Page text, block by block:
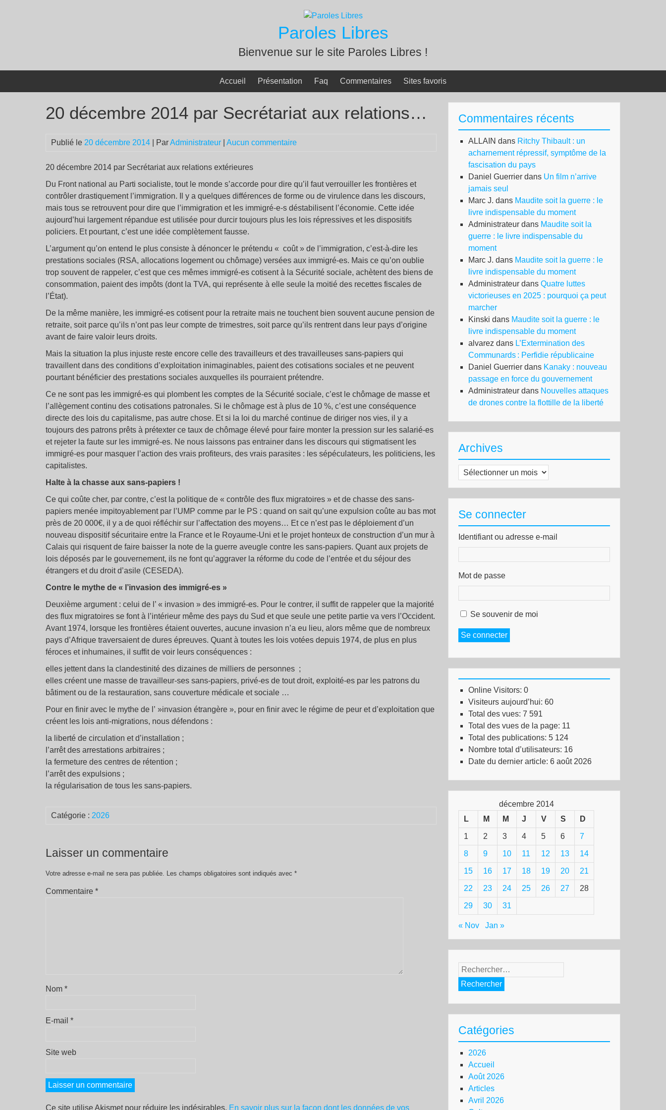
Paroles Libres
Bienvenue sur le site Paroles Libres !
Accueil Présentation Faq Commentaires Sites favoris
20 décembre 2014 par Secrétariat aux relations…
Publié le 20 décembre 2014 | ParAdministrateur Aucun commentaire
20 décembre 2014 par Secrétariat aux relations extérieures
Du Front national au Parti socialiste, tout le monde s’accorde pour dire qu’il faut verrouiller les frontières et
contrôler drastiquement l’immigration. Il y a quelques différences de forme ou de virulence dans les discours,
mais tous se retrouvent pour dire que l’immigration et les immigré-e-s déstabilisent l’économie. Cette idée
aujourd’hui largement répandue est utilisée pour durcir toujours plus les lois répressives et les dispositifs
policiers. Et pourtant, c’est une idée complètement fausse.
L’argument qu’on entend le plus consiste à dénoncer le prétendu « coût » de l’immigration, c’est-à-dire les
prestations sociales (RSA, allocations logement ou chômage) versées aux immigré-es. Mais ce qu’on oublie
trop souvent de rappeler, c’est que ces mêmes immigré-es cotisent à la Sécurité sociale, achètent des biens de
consommation, paient des impôts (dont la TVA, qui représente à elle seule la moitié des recettes fiscales de
l’État).
De la même manière, les immigré-es cotisent pour la retraite mais ne touchent bien souvent aucune pension de
retraite, soit parce qu’ils n’ont pas leur compte de trimestres, soit parce qu’ils rentrent dans leur pays d’origine
avant de faire valoir leurs droits.
Mais la situation la plus injuste reste encore celle des travailleurs et des travailleuses sans-papiers qui
travaillent dans des conditions d’exploitation inimaginables, paient des cotisations sociales et ne peuvent
pourtant bénéficier des prestations sociales auxquelles ils pourraient prétendre.
Ce ne sont pas les immigré-es qui plombent les comptes de la Sécurité sociale, c’est le chômage de masse et
l’allègement continu des cotisations patronales. Si le chômage est à plus de 10 %, c’est une conséquence
directe des lois du capitalisme, pas autre chose. Et si la loi du marché continue de diriger nos vies, il y a
toujours des patrons prêts à prétexter ce taux de chômage élevé pour faire monter la pression sur les salarié-es
et rejeter la faute sur les immigré-es. Ne nous laissons pas entrainer dans les discours qui stigmatisent les
immigré-es pour masquer l’action des vrais profiteurs, des vrais parasites : les sépéculateurs, les politiciens, les
capitalistes.
Halte à la chasse aux sans-papiers !
Ce qui coûte cher, par contre, c’est la politique de « contrôle des flux migratoires » et de chasse des sans-
papiers menée impitoyablement par l’UMP comme par le PS : quand on sait qu’une expulsion coûte au bas mot
près de 20 000€, il y a de quoi réfléchir sur l’affectation des moyens… Et ce n’est pas le déploiement d’un
nouveau dispositif sécuritaire entre la France et le Royaume-Uni et le projet honteux de construction d’un mur à
Calais qui risquent de faire baisser la note de la guerre aveugle contre les sans-papiers. Quant aux projets de
lois déposés par le gouvernement, ils ne font qu’aggraver la réforme du code de l’entrée et du séjour des
étrangers et du droit d’asile (CESEDA).
Contre le mythe de « l’invasion des immigré-es »
Deuxième argument : celui de l’ « invasion » des immigré-es. Pour le contrer, il suffit de rappeler que la majorité
des flux migratoires se font à l’intérieur même des pays du Sud et que seule une petite partie va vers l’Occident.
Avant 1974, lorsque les frontières étaient ouvertes, aucune invasion n’a eu lieu, alors même que de nombreux
pays d’Afrique traversaient de dures épreuves. Quant à toutes les lois votées depuis 1974, de plus en plus
féroces et inhumaines, il suffit de voir leurs conséquences :
elles jettent dans la clandestinité des dizaines de milliers de personnes ;
elles créent une masse de travailleur-ses sans-papiers, privé-es de tout droit, exploité-es par les patrons du
bâtiment ou de la restauration, sans couverture médicale et sociale …
Pour en finir avec le mythe de l’ »invasion étrangère », pour en finir avec le régime de peur et d’exploitation que
créent les lois anti-migrations, nous défendons :
la liberté de circulation et d’installation ;
l’arrêt des arrestations arbitraires ;
la fermeture des centres de rétention ;
l’arrêt des expulsions ;
la régularisation de tous les sans-papiers.
Catégorie : 2026
Laisser un commentaire
Votre adresse e-mail ne sera pas publiée. Les champs obligatoires sont indiqués avec *
Commentaire *
Nom *
E-mail *
Site web
Ce site utilise Akismet pour réduire les indésirables. En savoir plus sur la façon dont les données de vos
Commentaires récents
ALLAIN dans Ritchy Thibault : un
acharnement répressif, symptôme de la
fascisation du pays
Daniel Guerrier dans Un film n’arrive
jamais seul
Marc J. dans Maudite soit la guerre : le
livre indispensable du moment
Administrateur dans Maudite soit la
guerre : le livre indispensable du
moment
Marc J. dans Maudite soit la guerre : le
livre indispensable du moment
Administrateur dans Quatre luttes
victorieuses en 2025 : pourquoi ça peut
marcher
Kinski dans Maudite soit la guerre : le
livre indispensable du moment
alvarez dans L’Extermination des
Communards : Perfidie républicaine
Daniel Guerrier dans Kanaky : nouveau
passage en force du gouvernement
Administrateur dans Nouvelles attaques
de drones contre la flottille de la liberté
Archives
Archives
Se connecter
Identifiant ou adresse e-mail
Mot de passe
Se souvenir de moi
Se connecter
Online Visitors: 0
Visiteurs aujourd’hui: 60
Total des vues: 7 591
Total des vues de la page: 11
Total des publications: 5 124
Nombre total d’utilisateurs: 16
Date du dernier article: 6 août 2026
décembre 2014
L
M M J V S D
1 2 3 4 5 6 7
8 9 10 11 12 13 14
15 16 17 18 19 20 21
22 23 24 25 26 27 28
29 30 31
« Nov Jan »
Rechercher :
Catégories
2026
Accueil
Août 2026
Articles
Avril 2026